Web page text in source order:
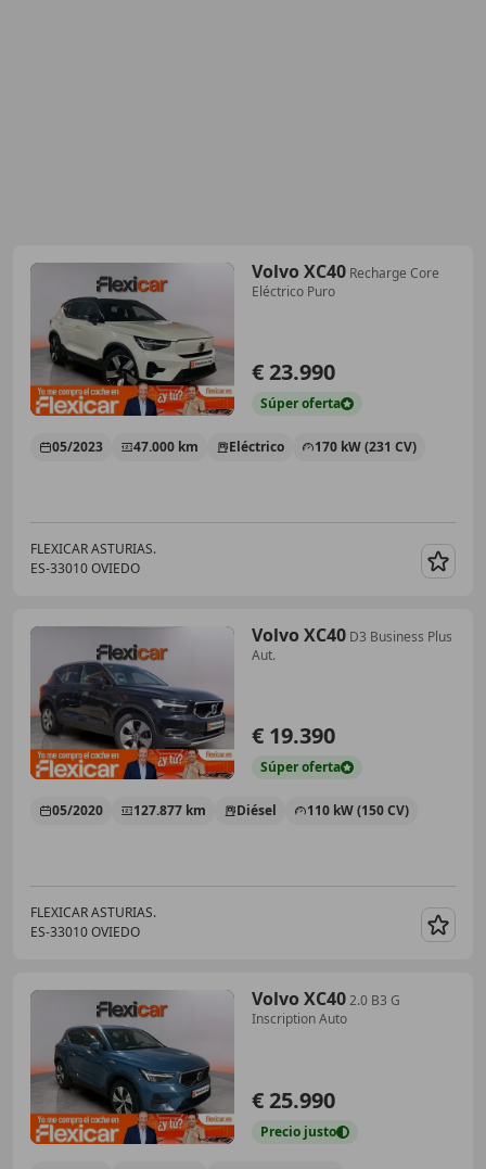
Volvo XC40 Recharge Core
Eléctrico Puro
€ 23.990
Súperoferta
05/2023 47.000 km Eléctrico 170 kW (231 CV)
FLEXICAR ASTURIAS.
ES-33010 OVIEDO
Volvo XC40 D3 Business Plus
Aut.
€ 19.390
Súperoferta
05/2020 127.877 km Diésel 110 kW (150 CV)
FLEXICAR ASTURIAS.
ES-33010 OVIEDO
Volvo XC402.0 B3 G
Inscription Auto
€ 25.990
Precio justo